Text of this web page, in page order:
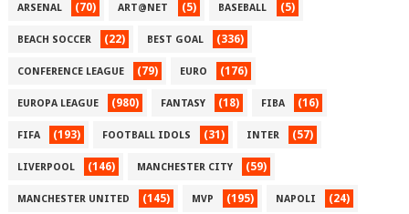
ARSENAL (70) ART@NET (5) BASEBALL (5)
BEACH SOCCER (22) BEST GOAL (336)
CONFERENCE LEAGUE (79) EURO (176)
EUROPA LEAGUE (980) FANTASY (18) FIBA (16)
FIFA (193) FOOTBALL IDOLS (31) INTER (57)
LIVERPOOL (146) MANCHESTER CITY (59)
MANCHESTER UNITED (145) MVP (195) NAPOLI (24)